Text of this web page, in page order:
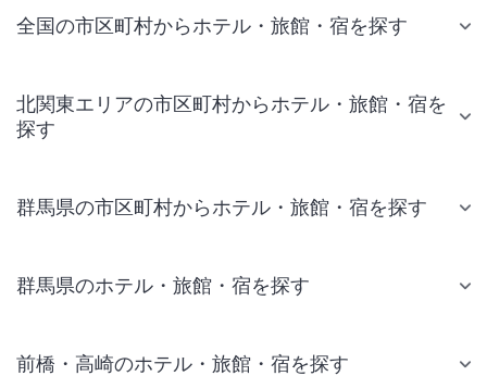
全国の市区町村からホテル・旅館・宿を探す
北関東エリアの市区町村からホテル・旅館・宿を
探す
群馬県の市区町村からホテル・旅館・宿を探す
群馬県のホテル・旅館・宿を探す
前橋・高崎のホテル・旅館・宿を探す